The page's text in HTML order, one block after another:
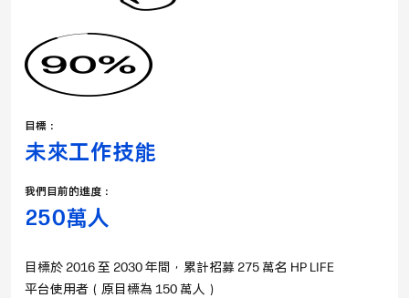
目標：
未來工作技能
我們目前的進度：
250萬人
目標於 2016 至 2030 年間，累計招募 275 萬名 HP LIFE
平台使用者（原目標為 150 萬人）